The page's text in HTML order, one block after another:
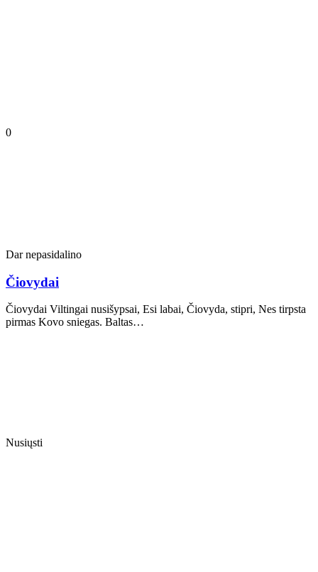
0
Dar nepasidalino
Čiovydai
Čiovydai Viltingai nusišypsai, Esi labai, Čiovyda, stipri, Nes tirpsta
pirmas Kovo sniegas. Baltas…
Nusiųsti